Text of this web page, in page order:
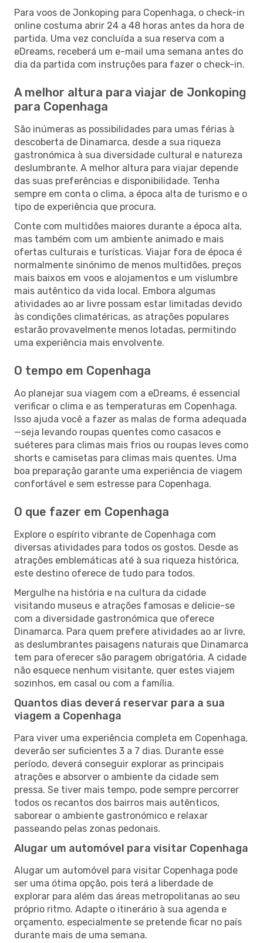
Para voos de Jonkoping para Copenhaga, o check-in
online costuma abrir 24 a 48 horas antes da hora de
partida. Uma vez concluída a sua reserva com a
eDreams, receberá um e-mail uma semana antes do
dia da partida com instruções para fazer o check-in.
A melhor altura para viajar de Jonkoping
para Copenhaga
São inúmeras as possibilidades para umas férias à
descoberta de Dinamarca, desde a sua riqueza
gastronómica à sua diversidade cultural e natureza
deslumbrante. A melhor altura para viajar depende
das suas preferências e disponibilidade. Tenha
sempre em conta o clima, a época alta de turismo e o
tipo de experiência que procura.
Conte com multidões maiores durante a época alta,
mas também com um ambiente animado e mais
ofertas culturais e turísticas. Viajar fora de época é
normalmente sinónimo de menos multidões, preços
mais baixos em voos e alojamentos e um vislumbre
mais autêntico da vida local. Embora algumas
atividades ao ar livre possam estar limitadas devido
às condições climatéricas, as atrações populares
estarão provavelmente menos lotadas, permitindo
uma experiência mais envolvente.
O tempo em Copenhaga
Ao planejar sua viagem com a eDreams, é essencial
verificar o clima e as temperaturas em Copenhaga.
Isso ajuda você a fazer as malas de forma adequada
—seja levando roupas quentes como casacos e
suéteres para climas mais frios ou roupas leves como
shorts e camisetas para climas mais quentes. Uma
boa preparação garante uma experiência de viagem
confortável e sem estresse para Copenhaga.
O que fazer em Copenhaga
Explore o espírito vibrante de Copenhaga com
diversas atividades para todos os gostos. Desde as
atrações emblemáticas até à sua riqueza histórica,
este destino oferece de tudo para todos.
Mergulhe na história e na cultura da cidade
visitando museus e atrações famosas e delicie-se
com a diversidade gastronómica que oferece
Dinamarca. Para quem prefere atividades ao ar livre,
as deslumbrantes paisagens naturais que Dinamarca
tem para oferecer são paragem obrigatória. A cidade
não esquece nenhum visitante, quer estes viajem
sozinhos, em casal ou com a família.
Quantos dias deverá reservar para a sua
viagem a Copenhaga
Para viver uma experiência completa em Copenhaga,
deverão ser suficientes 3 a 7 dias. Durante esse
período, deverá conseguir explorar as principais
atrações e absorver o ambiente da cidade sem
pressa. Se tiver mais tempo, pode sempre percorrer
todos os recantos dos bairros mais autênticos,
saborear o ambiente gastronómico e relaxar
passeando pelas zonas pedonais.
Alugar um automóvel para visitar Copenhaga
Alugar um automóvel para visitar Copenhaga pode
ser uma ótima opção, pois terá a liberdade de
explorar para além das áreas metropolitanas ao seu
próprio ritmo. Adapte o itinerário à sua agenda e
orçamento, especialmente se pretende ficar no país
durante mais de uma semana.